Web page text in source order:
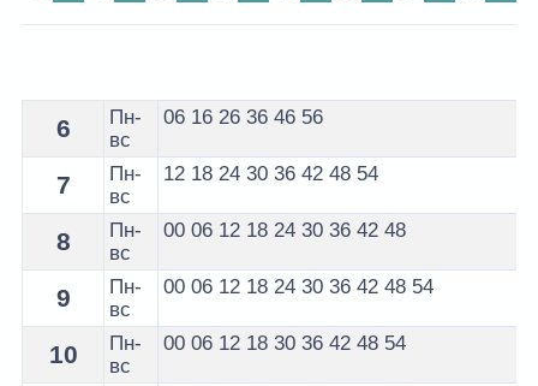
Расписание 34 маршрутки Гомель - остановка
6
Пн-
вс
06 16 26 36 46 56
7
Пн-
вс
12 18 24 30 36 42 48 54
8
Пн-
вс
00 06 12 18 24 30 36 42 48
9
Пн-
вс
00 06 12 18 24 30 36 42 48 54
10
Пн-
вс
00 06 12 18 30 36 42 48 54